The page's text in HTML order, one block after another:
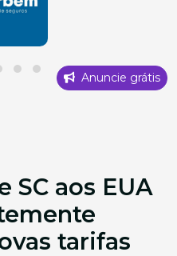
Anuncie grátis
SC aos EUA
tarifas